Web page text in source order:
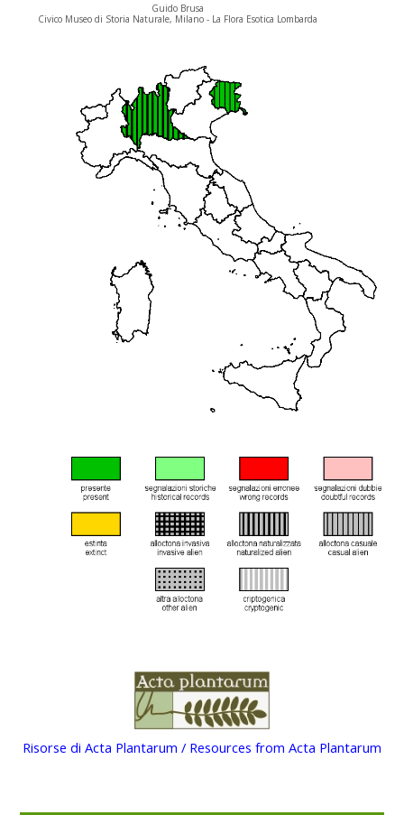
Guido Brusa
Civico Museo di Storia Naturale, Milano - La Flora Esotica Lombarda
Risorse di Acta Plantarum / Resources from Acta Plantarum